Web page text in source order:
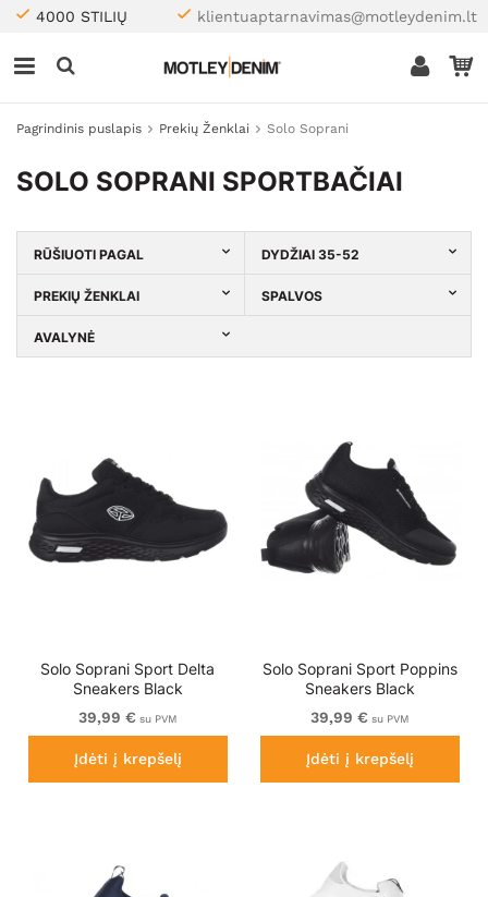
4000 STILIŲ klientuaptarnavimas@motleydenim.lt
Pagrindinis puslapis Prekių Ženklai Solo Soprani
SOLO SOPRANI SPORTBAČIAI
RŪŠIUOTI PAGAL DYDŽIAI 35-52
PREKIŲ ŽENKLAI SPALVOS
AVALYNĖ
Solo Soprani Sport Delta
Sneakers Black
39,99 € su PVM
Įdėti į krepšelį
Solo Soprani Sport Poppins
Sneakers Black
39,99 € su PVM
Įdėti į krepšelį